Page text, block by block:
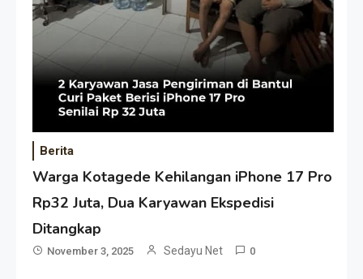
Berita
Warga Kotagede Kehilangan iPhone 17 Pro
Rp32 Juta, Dua Karyawan Ekspedisi
Ditangkap
November 3, 2025 Sedayu Net 0